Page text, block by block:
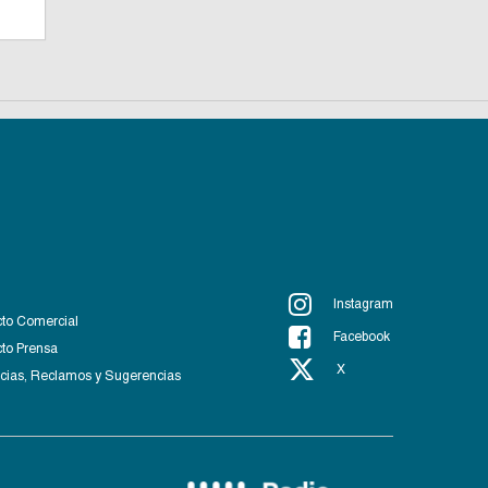
Comercial
Prensa
Reclamos y Sugerencias
Instagram
Facebook
X